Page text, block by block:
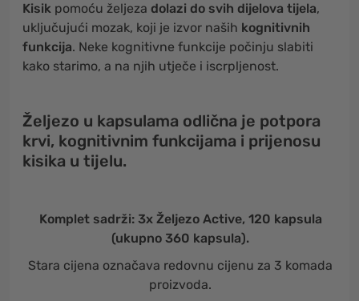
Kisik pomoću željeza dolazi do svih dijelova tijela,
uključujući mozak, koji je izvor naših kognitivnih
funkcija. Neke kognitivne funkcije počinju slabiti
kako starimo, a na njih utječe i iscrpljenost.
Željezo u kapsulama odlična je potpora
krvi, kognitivnim funkcijama i prijenosu
kisika u tijelu.
Komplet sadrži: 3x Željezo Active, 120 kapsula
(ukupno 360 kapsula).
Stara cijena označava redovnu cijenu za 3 komada
proizvoda.